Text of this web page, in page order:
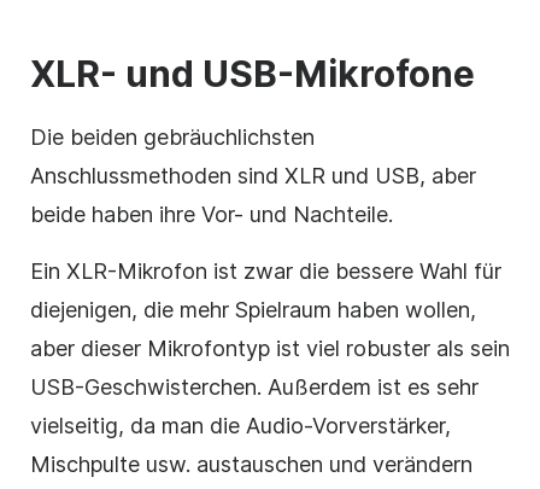
XLR- und USB-Mikrofone
Die beiden gebräuchlichsten
Anschlussmethoden sind XLR und USB, aber
beide haben ihre Vor- und Nachteile.
Ein XLR-Mikrofon ist zwar die bessere Wahl für
diejenigen, die mehr Spielraum haben wollen,
aber dieser Mikrofontyp ist viel robuster als sein
USB-Geschwisterchen. Außerdem ist es sehr
vielseitig, da man die Audio-Vorverstärker,
Mischpulte usw. austauschen und verändern